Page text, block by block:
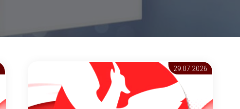
29.07 2026